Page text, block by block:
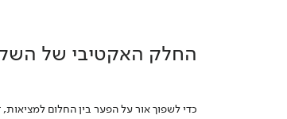
החלק האקטיבי של
כדי לשפוך אור על הפער בין החלום